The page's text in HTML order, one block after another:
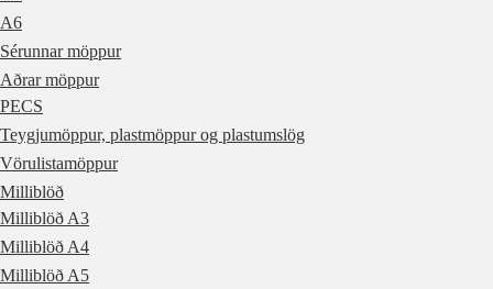
A6
Sérunnar möppur
Aðrar möppur
PECS
Teygjumöppur, plastmöppur og plastumslög
Vörulistamöppur
Milliblöð
Milliblöð A3
Milliblöð A4
Milliblöð A5